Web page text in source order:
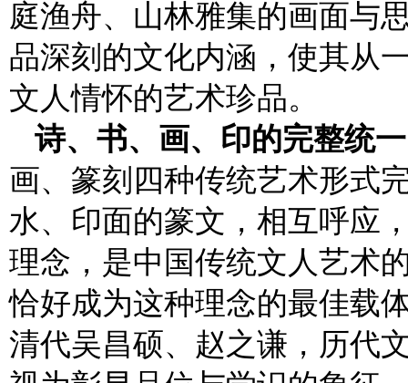
庭渔舟、山林雅集的画面与
品深刻的文化内涵，使其从
文人情怀的艺术珍品。
诗、书、画、印的完整统一
画、篆刻四种传统艺术形式
水、印面的篆文，相互呼应
理念，是中国传统文人艺术
恰好成为这种理念的最佳
清代吴昌硕、赵之谦，历代